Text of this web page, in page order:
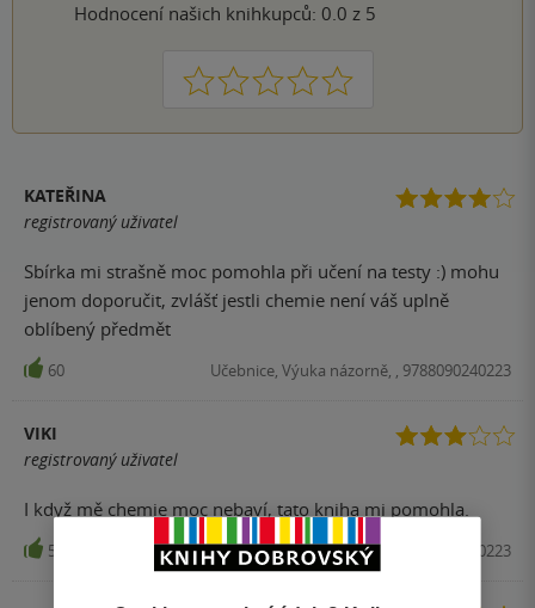
Hodnocení našich knihkupců: 0.0 z 5
1 2 3 4 5
KATEŘINA
registrovaný uživatel
Sbírka mi strašně moc pomohla při učení na testy :) mohu
jenom doporučit, zvlášť jestli chemie není váš uplně
oblíbený předmět
60 Učebnice, Výuka názorně, , 9788090240223
VIKI
registrovaný uživatel
I když mě chemie moc nebaví, tato kniha mi pomohla.
50 Učebnice, Výuka názorně, , 9788090240223